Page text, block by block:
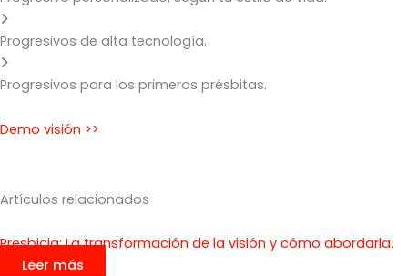
Progresivos de alta tecnología.
Progresivos para los primeros présbitas.
Demo visión >>
Artículos relacionados
Presbicia: La transformación de la visión y cómo abordarla.
Leer más